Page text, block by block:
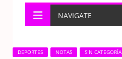
NAVIGATE
DEPORTES NOTAS SIN CATEGORÍA